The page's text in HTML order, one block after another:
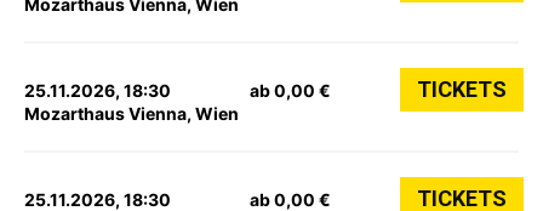
Mozarthaus Vienna, Wien
25.11.2026, 18:30
Mozarthaus Vienna, Wien
ab 0,00 € TICKETS
25.11.2026, 18:30 ab 0,00 € TICKETS